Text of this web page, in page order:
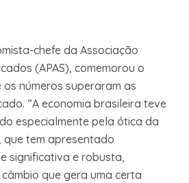
chefe da Associação
(APAS), comemorou o
números superaram as
“A economia brasileira teve
especialmente pela ótica da
tem apresentado
significativa e robusta,
que gera uma certa